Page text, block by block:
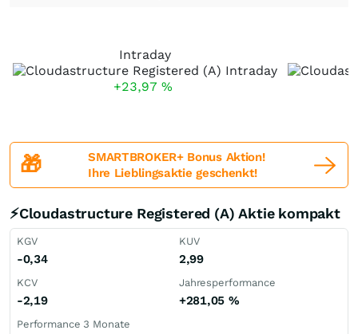
Intraday
+23,97 %
🎁
SMARTBROKER+ Bonus Aktion!
Ihre Lieblingsaktie geschenkt!
⚡Cloudastructure Registered (A) Aktie kompakt
KGV
-0,34
KUV
2,99
KCV
-2,19
Jahresperformance
+281,05 %
Performance 3 Monate